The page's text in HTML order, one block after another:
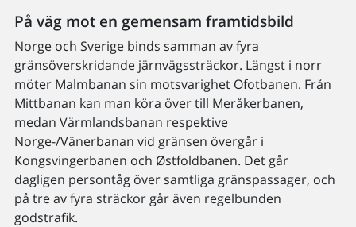
På väg mot en gemensam framtidsbild
Norge och Sverige binds samman av fyra
gränsöverskridande järnvägssträckor. Längst i norr
möter Malmbanan sin motsvarighet Ofotbanen. Från
Mittbanan kan man köra över till Meråkerbanen,
medan Värmlandsbanan respektive
Norge-/Vänerbanan vid gränsen övergår i
Kongsvingerbanen och Østfoldbanen. Det går
dagligen persontåg över samtliga gränspassager, och
på tre av fyra sträckor går även regelbunden
godstrafik.